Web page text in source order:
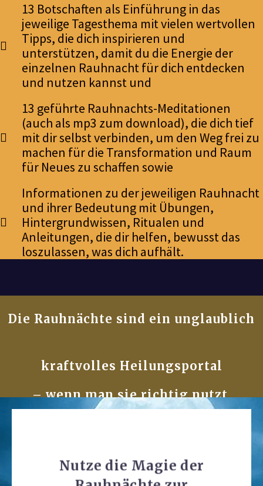
13 Botschaften als Einführung in das
jeweilige Tagesthema mit vielen wertvollen
Tipps, die dich inspirieren und
unterstützen, damit du die Energie der
einzelnen Rauhnacht für dich entdecken
und nutzen kannst und
13 geführte Rauhnachts-Meditationen
(auch als mp3 zum download), die dich tief
mit dir selbst verbinden, um den Weg frei zu
machen für die Transformation und Raum
für Neues zu schaffen sowie
Informationen zu der jeweiligen Rauhnacht
und ihrer Bedeutung mit Übungen,
Hintergrundwissen, Ritualen und
Anleitungen, die dir helfen, bewusst das
loszulassen, was dich aufhält.
Die Rauhnächte sind ein unglaublich
kraftvolles Heilungsportal
– wenn man sie richtig nutzt.
Nutze die Magie der